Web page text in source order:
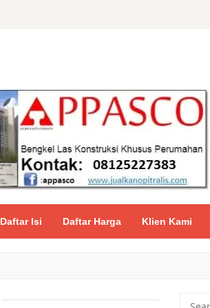
Daftar Isi Daftar Harga Klien Kami